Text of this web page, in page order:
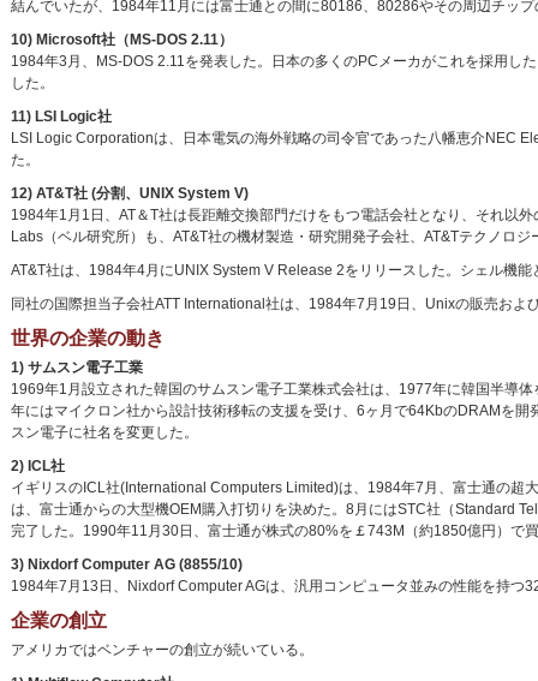
結んでいたが、1984年11月には富士通との間に80186、80286やその周辺チッ
10) Microsoft社（MS-DOS 2.11）
1984年3月、MS-DOS 2.11を発表した。日本の多くのPCメーカがこれを採用し
した。
11) LSI Logic社
LSI Logic Corporationは、日本電気の海外戦略の司令官であった八幡恵介NEC
た。
12) AT&T社 (分割、UNIX System V)
1984年1月1日、AT＆T社は長距離交換部門だけをもつ電話会社となり、それ以
Labs（ベル研究所）も、AT&T社の機材製造・研究開発子会社、AT&Tテクノロ
AT&T社は、1984年4月にUNIX System V Release 2をリリースした。シェル機能
同社の国際担当子会社ATT International社は、1984年7月19日、Unixの販売お
世界の企業の動き
1) サムスン電子工業
1969年1月設立された韓国のサムスン電子工業株式会社は、1977年に韓国半導
年にはマイクロン社から設計技術移転の支援を受け、6ヶ月で64KbのDRAMを
スン電子に社名を変更した。
2) ICL社
イギリスのICL社(International Computers Limited)は、1984年7月、富士通の
は、富士通からの大型機OEM購入打切りを決めた。8月にはSTC社（Standard
完了した。1990年11月30日、富士通が株式の80%を￡743M（約1850億円）で
3) Nixdorf Computer AG (8855/10)
1984年7月13日、Nixdorf Computer AGは、汎用コンピュータ並みの性能を持
企業の創立
アメリカではベンチャーの創立が続いている。